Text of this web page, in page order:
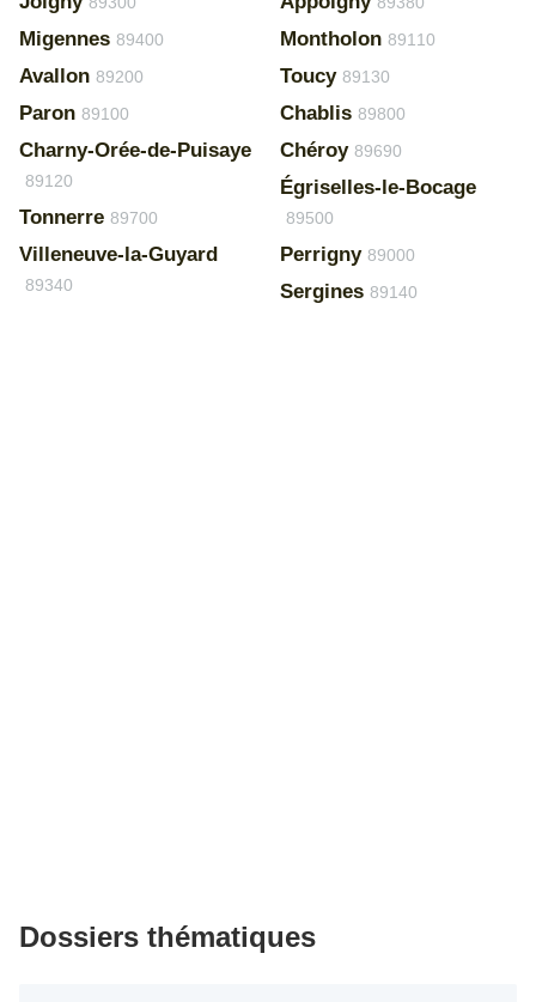
Migennes 89400
Avallon 89200
Paron 89100
Charny-Orée-de-Puisaye
89120
Tonnerre 89700
Villeneuve-la-Guyard
89340
Montholon 89110
Toucy 89130
Chablis 89800
Chéroy 89690
Égriselles-le-Bocage
89500
Perrigny 89000
Sergines 89140
Dossiers thématiques